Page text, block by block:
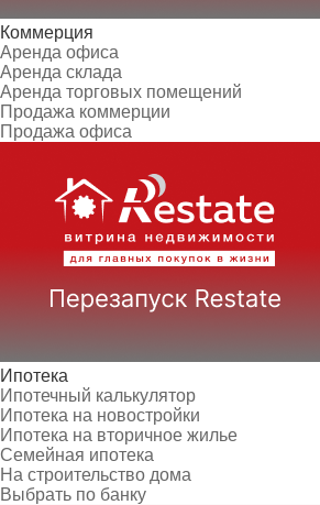
Коммерция
Аренда офиса
Аренда склада
Аренда торговых помещений
Продажа коммерции
Продажа офиса
Ипотека
Ипотечный калькулятор
Ипотека на новостройки
Ипотека на вторичное жилье
Семейная ипотека
На строительство дома
Выбрать по банку